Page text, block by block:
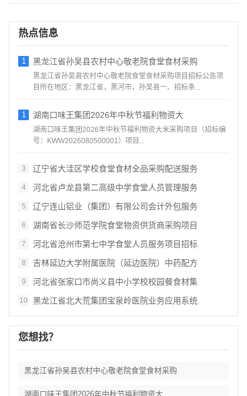
热点信息
1 黑龙江省孙吴县农村中心敬老院食堂食材采购
黑龙江省孙吴县农村中心敬老院食堂食材采购项目招标公告项
目所在地区：黑龙江省，黑河市，孙吴县一、招标条...
1 湖南口味王集团2026年中秋节福利物资大
湖南口味王集团2026年中秋节福利物资大米采购项目（招标编
号：KWW2026080500001）项目...
3 辽宁省大洼区学校食堂食材全品采购配送服务
4 河北省卢龙县第二高级中学食堂人员管理服务
5 辽宁连山铝业（集团）有限公司会计外包服务
6 湖南省长沙师范学院食堂物资供货商采购项目
7 河北省沧州市第七中学食堂人员服务项目招标
8 吉林延边大学附属医院（延边医院）中药配方
9 河北省张家口市尚义县中小学校校园餐食材集
10 黑龙江省北大荒集团宝泉岭医院业务应用系统
您想找？
黑龙江省孙吴县农村中心敬老院食堂食材采购
湖南口味王集团2026年中秋节福利物资大